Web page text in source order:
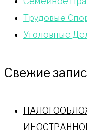
Трудовые
Уголовные
Свежие